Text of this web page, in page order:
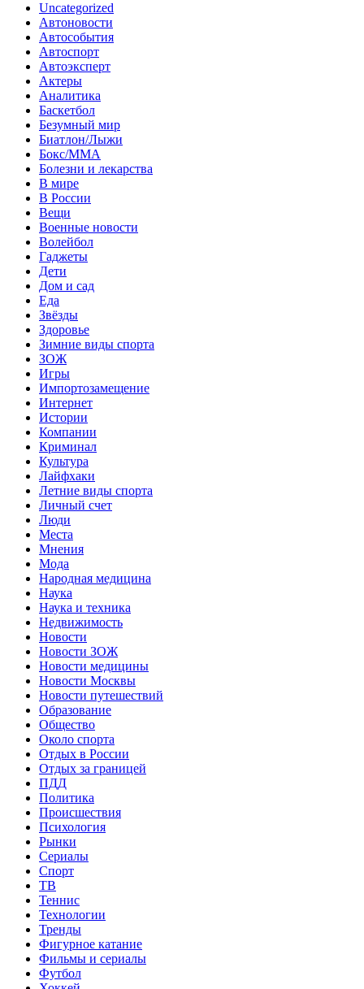
Uncategorized
Автоновости
Автособытия
Автоспорт
Автоэксперт
Актеры
Аналитика
Баскетбол
Безумный мир
Биатлон/Лыжи
Бокс/MMA
Болезни и лекарства
В мире
В России
Вещи
Военные новости
Волейбол
Гаджеты
Дети
Дом и сад
Еда
Звёзды
Здоровье
Зимние виды спорта
ЗОЖ
Игры
Импортозамещение
Интернет
Истории
Компании
Криминал
Культура
Лайфхаки
Летние виды спорта
Личный счет
Люди
Места
Мнения
Мода
Народная медицина
Наука
Наука и техника
Недвижимость
Новости
Новости ЗОЖ
Новости медицины
Новости Москвы
Новости путешествий
Образование
Общество
Около спорта
Отдых в России
Отдых за границей
ПДД
Политика
Происшествия
Психология
Рынки
Сериалы
Спорт
ТВ
Теннис
Технологии
Тренды
Фигурное катание
Фильмы и сериалы
Футбол